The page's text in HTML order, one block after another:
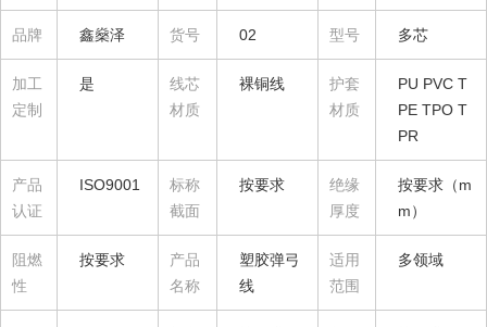
品牌 鑫燊泽 货号 02 型号 多芯
加工
定制
是
线芯
材质
裸铜线
护套
材质
PU PVC T
PE TPO T
PR
产品
认证
ISO9001
标称
截面
按要求
绝缘
厚度
按要求（m
m）
阻燃
性
按要求
产品
名称
塑胶弹弓
线
适用
范围
多领域